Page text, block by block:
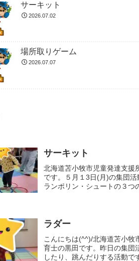
サーキット
2026.07.02
場所取りゲーム
2026.07.07
サーキット
北海道苫小牧市児童発達支
です。５月１3日(月)の集団
ランポリン・シュートの３つ
ラダー
こんにちは(^^)/北海道苫小
育士の黒田です。昨日の集団
したり、跳んだりする活動で